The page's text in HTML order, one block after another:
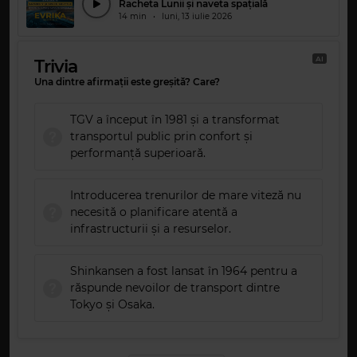
Racheta Lunii și naveta spațială
14 min • luni, 13 iulie 2026
AI
Trivia
Una dintre afirmații este greșită? Care?
TGV a început în 1981 și a transformat
transportul public prin confort și
performanță superioară.
Introducerea trenurilor de mare viteză nu
necesită o planificare atentă a
infrastructurii și a resurselor.
Shinkansen a fost lansat în 1964 pentru a
răspunde nevoilor de transport dintre
Tokyo și Osaka.